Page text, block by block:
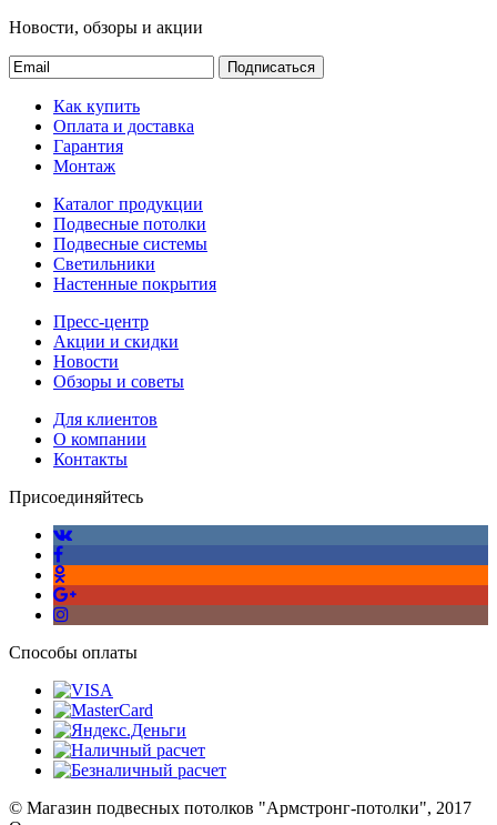
Новости, обзоры и акции
Подписаться
Как купить
Оплата и доставка
Гарантия
Монтаж
Каталог продукции
Подвесные потолки
Подвесные системы
Светильники
Настенные покрытия
Пресс-центр
Акции и скидки
Новости
Обзоры и советы
Для клиентов
О компании
Контакты
Присоединяйтесь
Способы оплаты
© Магазин подвесных потолков "Армстронг-потолки", 2017